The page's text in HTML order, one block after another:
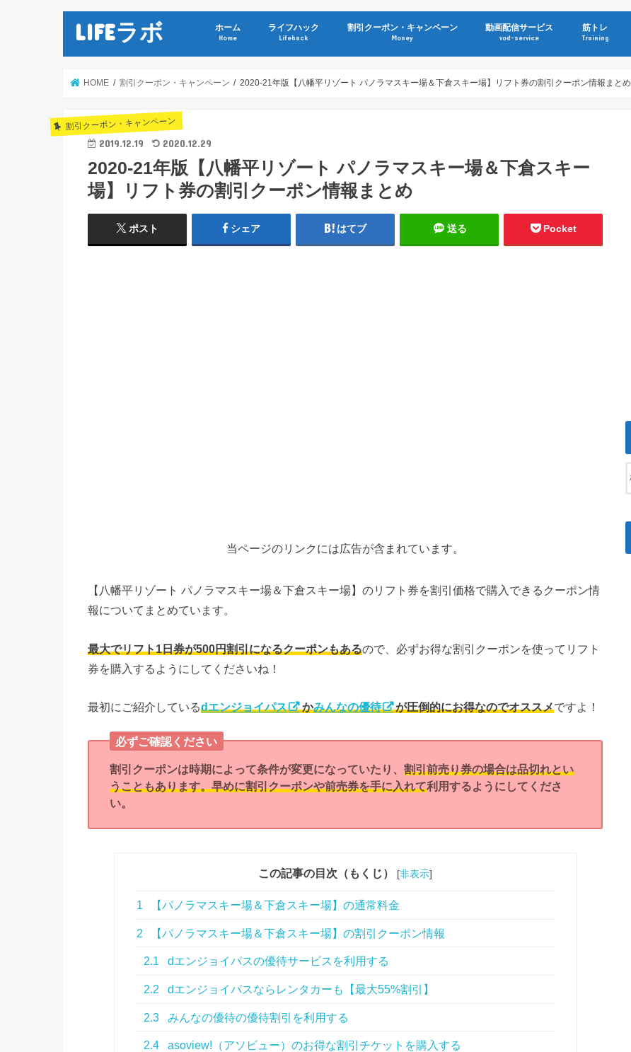
LIFEラボ ホーム
Home
ライフハック
Lifehack
割引クーポン・キャンペーン
Money
動画配信サービス
vod-service
筋トレ
Training
HOME 割引クーポン・キャンペーン 2020-21年版【八幡平リゾート パノラマスキー場＆下倉スキー場】リフト券の割引クーポン情報まとめ
割引クーポン・キャンペーン
2019.12.19 2020.12.29
2020-21年版【八幡平リゾート パノラマスキー場＆下倉スキー
場】リフト券の割引クーポン情報まとめ
ポスト シェア はてブ 送る Pocket
当ページのリンクには広告が含まれています。
【八幡平リゾート パノラマスキー場＆下倉スキー場】のリフト券を割引価格で購入できるクーポン情
報についてまとめています。
最大でリフト1日券が500円割引になるクーポンもあるので、必ずお得な割引クーポンを使ってリフト
券を購入するようにしてくださいね！
最初にご紹介しているdエンジョイパス かみんなの優待 が圧倒的にお得なのでオススメですよ！
必ずご確認ください
割引クーポンは時期によって条件が変更になっていたり、割引前売り券の場合は品切れとい
うこともあります。早めに割引クーポンや前売券を手に入れて利用するようにしてくださ
い。
この記事の目次（もくじ） [非表示]
1 【パノラマスキー場＆下倉スキー場】の通常料金
2 【パノラマスキー場＆下倉スキー場】の割引クーポン情報
2.1 dエンジョイパスの優待サービスを利用する
2.2 dエンジョイパスならレンタカーも【最大55%割引】
2.3 みんなの優待の優待割引を利用する
2.4 asoview!（アソビュー）のお得な割引チケットを購入する